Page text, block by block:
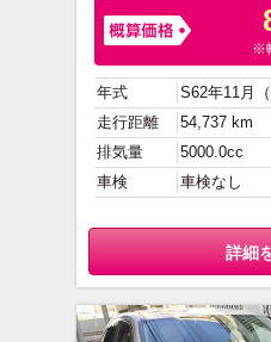
※
年式
S62年11月（
走行距離
54,737 km
排気量
5000.0cc
車検
車検なし
詳細